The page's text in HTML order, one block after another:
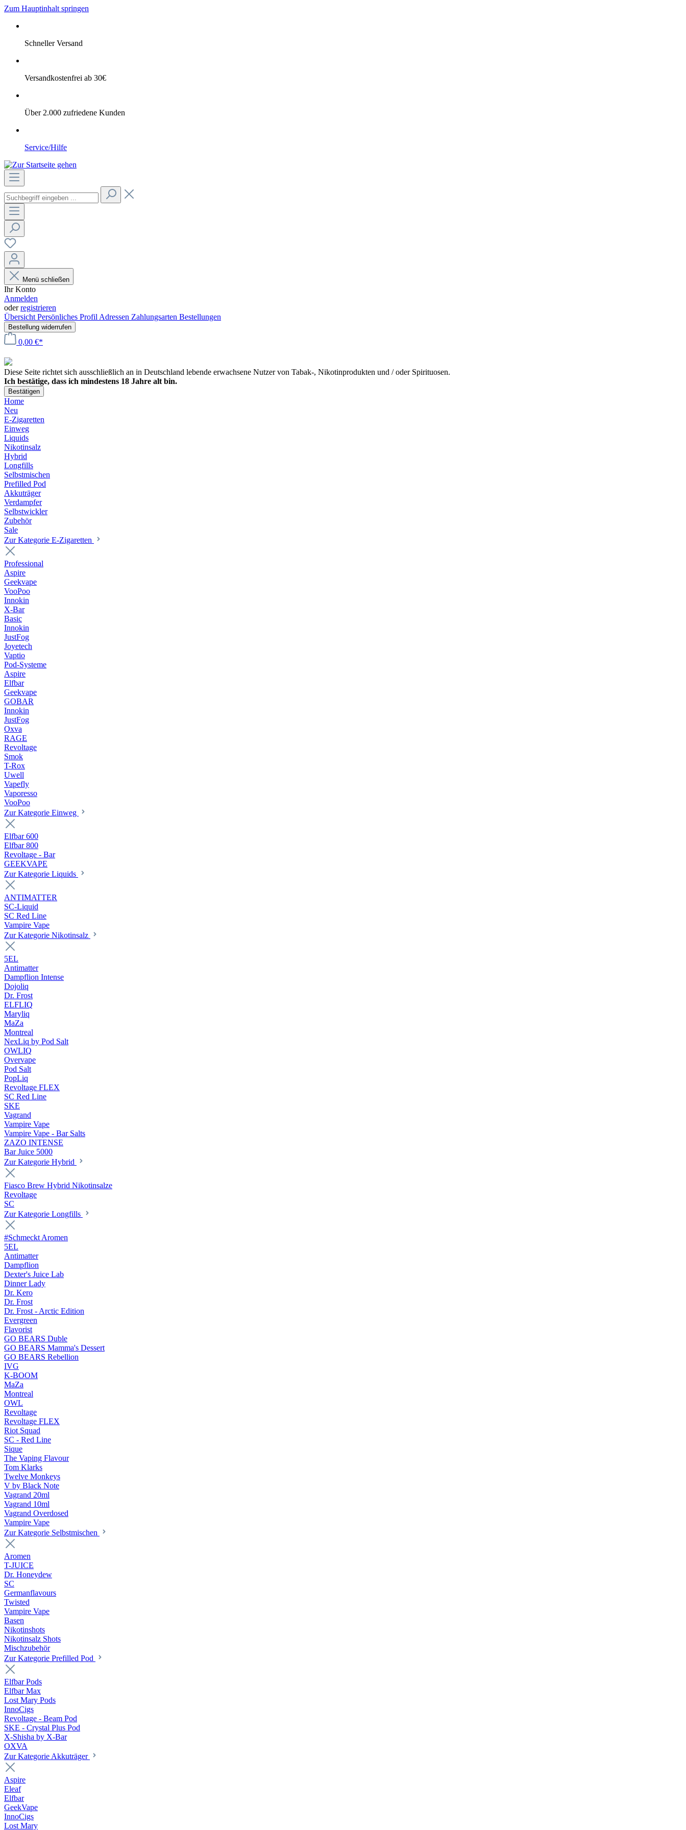
Zum Hauptinhalt springen
Schneller Versand
Versandkostenfrei ab 30€
Über 2.000 zufriedene Kunden
Service/Hilfe
Menü schließen
Ihr Konto
Anmelden
oderregistrieren
Übersicht Persönliches Profil Adressen Zahlungsarten Bestellungen
Bestellung widerrufen
0,00 €*
Diese Seite richtet sich ausschließlich an in Deutschland lebende erwachsene Nutzer von Tabak-, Nikotinprodukten und / oder Spirituosen.
Ich bestätige, dass ich mindestens 18 Jahre alt bin.
Bestätigen
Home
Neu
E-Zigaretten
Einweg
Liquids
Nikotinsalz
Hybrid
Longfills
Selbstmischen
Prefilled Pod
Akkuträger
Verdampfer
Selbstwickler
Zubehör
Sale
Zur Kategorie E-Zigaretten
Professional
Aspire
Geekvape
VooPoo
Innokin
X-Bar
Basic
Innokin
JustFog
Joyetech
Vaptio
Pod-Systeme
Aspire
Elfbar
Geekvape
GOBAR
Innokin
JustFog
Oxva
RAGE
Revoltage
Smok
T-Rox
Uwell
Vapefly
Vaporesso
VooPoo
Zur Kategorie Einweg
Elfbar 600
Elfbar 800
Revoltage - Bar
GEEKVAPE
Zur Kategorie Liquids
ANTIMATTER
SC-Liquid
SC Red Line
Vampire Vape
Zur Kategorie Nikotinsalz
5EL
Antimatter
Dampflion Intense
Dojoliq
Dr. Frost
ELFLIQ
Maryliq
MaZa
Montreal
NexLiq by Pod Salt
OWLIQ
Overvape
Pod Salt
PopLiq
Revoltage FLEX
SC Red Line
SKE
Vagrand
Vampire Vape
Vampire Vape - Bar Salts
ZAZO INTENSE
Bar Juice 5000
Zur Kategorie Hybrid
Fiasco Brew Hybrid Nikotinsalze
Revoltage
SC
Zur Kategorie Longfills
#Schmeckt Aromen
5EL
Antimatter
Dampflion
Dexter's Juice Lab
Dinner Lady
Dr. Kero
Dr. Frost
Dr. Frost - Arctic Edition
Evergreen
Flavorist
GO BEARS Duble
GO BEARS Mamma's Dessert
GO BEARS Rebellion
IVG
K-BOOM
MaZa
Montreal
OWL
Revoltage
Revoltage FLEX
Riot Squad
SC - Red Line
Sique
The Vaping Flavour
Tom Klarks
Twelve Monkeys
V by Black Note
Vagrand 20ml
Vagrand 10ml
Vagrand Overdosed
Vampire Vape
Zur Kategorie Selbstmischen
Aromen
T-JUICE
Dr. Honeydew
SC
Germanflavours
Twisted
Vampire Vape
Basen
Nikotinshots
Nikotinsalz Shots
Mischzubehör
Zur Kategorie Prefilled Pod
Elfbar Pods
Elfbar Max
Lost Mary Pods
InnoCigs
Revoltage - Beam Pod
SKE - Crystal Plus Pod
X-Shisha by X-Bar
OXVA
Zur Kategorie Akkuträger
Aspire
Eleaf
Elfbar
GeekVape
InnoCigs
Lost Mary